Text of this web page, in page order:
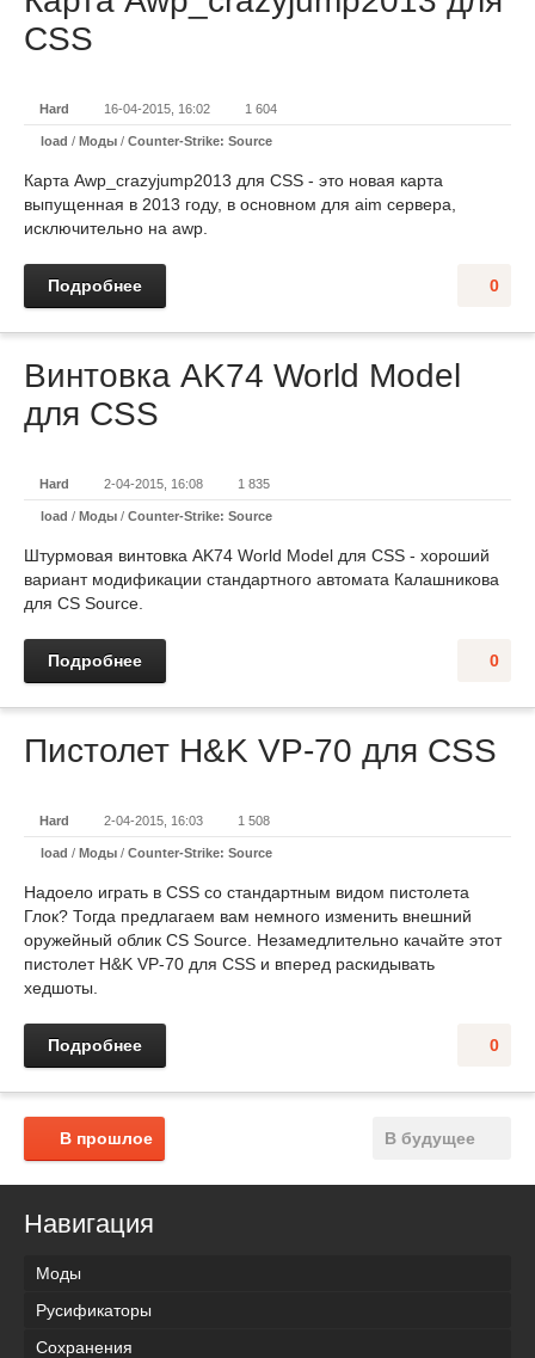
CSS
Hard 16-04-2015, 16:02 1 604
load / Моды / Counter-Strike: Source
Карта Awp_crazyjump2013 для CSS - это новая карта
выпущенная в 2013 году, в основном для aim сервера,
исключительно на awp.
0
Подробнее
Винтовка AK74 World Model
для CSS
Hard 2-04-2015, 16:08 1 835
load / Моды / Counter-Strike: Source
Штурмовая винтовка AK74 World Model для CSS - хороший
вариант модификации стандартного автомата Калашникова
для CS Source.
0
Подробнее
Пистолет H&K VP-70 для CSS
Hard 2-04-2015, 16:03 1 508
load / Моды / Counter-Strike: Source
Надоело играть в CSS со стандартным видом пистолета
Глок? Тогда предлагаем вам немного изменить внешний
оружейный облик CS Source. Незамедлительно качайте этот
пистолет H&K VP-70 для CSS и вперед раскидывать
хедшоты.
0
Подробнее
В будущее
В прошлое
Навигация
Моды
Русификаторы
Сохранения